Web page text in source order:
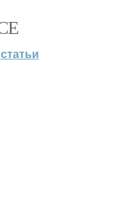
статьи